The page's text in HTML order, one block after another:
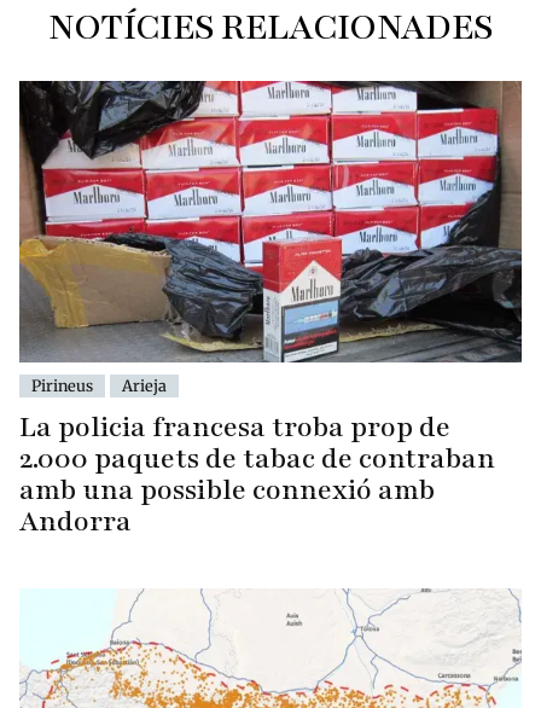
NOTÍCIES RELACIONADES
Pirineus Arieja
La policia francesa troba prop de
2.000 paquets de tabac de contraban
amb una possible connexió amb
Andorra